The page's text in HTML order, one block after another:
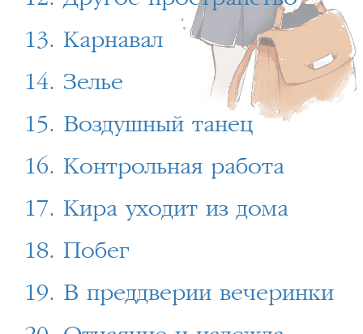
13. Карнавал
14. Зелье
15. Воздушный танец
16. Контрольная работа
17. Кира уходит из дома
18. Побег
19. В преддверии вечеринки